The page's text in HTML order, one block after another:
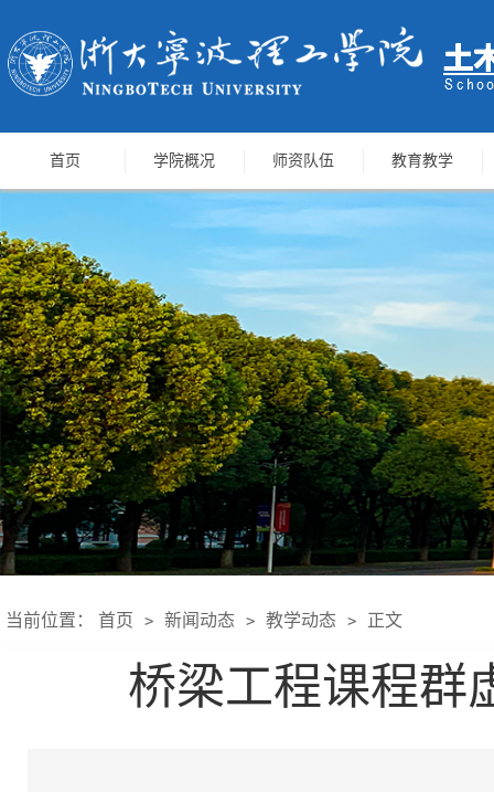
首页 学院概况 师资队伍 教育教学
当前位置： 首页 > 新闻动态 > 教学动态 > 正文
桥梁工程课程群